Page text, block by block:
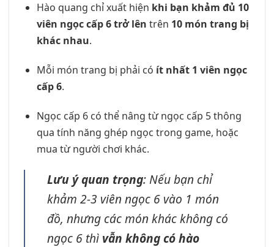
Hào quang chỉ xuất hiện khi bạn khảm đủ 10
viên ngọc cấp 6 trở lên trên 10 món trang bị
khác nhau.
Mỗi món trang bị phải có ít nhất 1 viên ngọc
cấp 6.
Ngọc cấp 6 có thể nâng từ ngọc cấp 5 thông
qua tính năng ghép ngọc trong game, hoặc
mua từ người chơi khác.
Lưu ý quan trọng: Nếu bạn chỉ
khảm 2-3 viên ngọc 6 vào 1 món
đồ, nhưng các món khác không có
ngọc 6 thì vẫn không có hào